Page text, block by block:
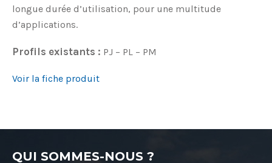
longue durée d’utilisation, pour une multitude
d’applications.
Profils existants : PJ – PL – PM
Voir la fiche produit
QUI SOMMES-NOUS ?